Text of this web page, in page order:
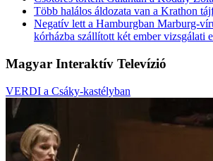
Több halálos áldozata van a Krathon
Negatív lett a Hamburgban Marburg-
kórházba szállított két ember vizsgálati
Magyar Interaktív Televízió
VERDI a Csáky-kastélyban